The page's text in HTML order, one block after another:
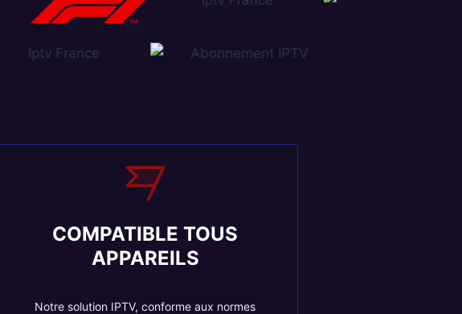
COMPATIBLE TOUS
APPAREILS
Notre solution IPTV, conforme aux normes